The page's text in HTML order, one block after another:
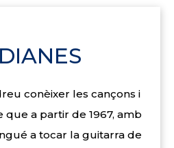
conèixer les cançons i
que a partir de 1967, amb
a tocar la guitarra de